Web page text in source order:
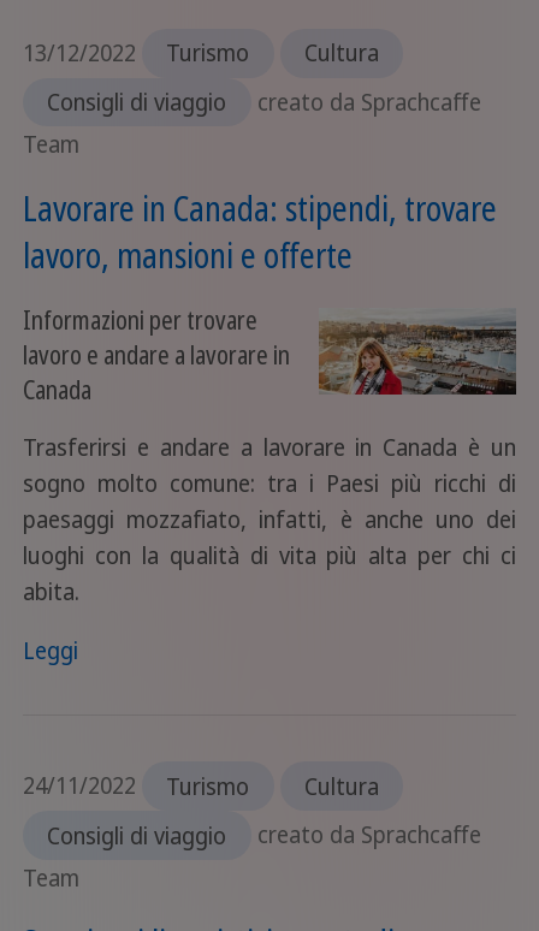
13/12/2022 Turismo
Cultura
Consigli di viaggio
creato da Sprachcaffe
Team
Lavorare in Canada: stipendi, trovare
lavoro, mansioni e offerte
Informazioni per trovare
lavoro e andare a lavorare in
Canada
Trasferirsi e andare a lavorare in Canada è un
sogno molto comune: tra i Paesi più ricchi di
paesaggi mozzafiato, infatti, è anche uno dei
luoghi con la qualità di vita più alta per chi ci
abita.
Leggi
24/11/2022 Turismo
Cultura
Consigli di viaggio
creato da Sprachcaffe
Team